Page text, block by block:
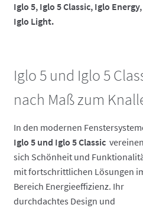
Iglo 5, Iglo 5 Classic, Iglo
Iglo Light.
Iglo 5 und Iglo 5
nach Maß zum
In den modernen
Iglo 5 und Iglo 5 Classic vereinen
sich Schönheit und
mit fortschrittlichen Lösungen
Bereich Energieeffizienz. Ihr
durchdachtes Design und